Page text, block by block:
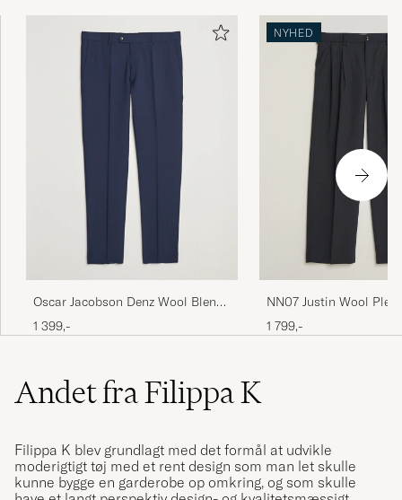
Oscar Jacobson Denz Wool Blend
Trousers Navy
1 399,-
NYHED
NN07 Justin Wool
Trousers Deep Navy
1 799,-
Andet fra Filippa K
Filippa K blev grundlagt med det formål at udvikle
moderigtigt tøj med et rent design som man let skulle
kunne bygge en garderobe op omkring, og som skulle